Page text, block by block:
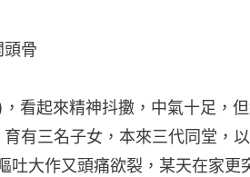
頭骨
看起來精神抖擻，中氣十足，但
有三名子女，本來三代同堂，
吐大作又頭痛欲裂，某天在家更